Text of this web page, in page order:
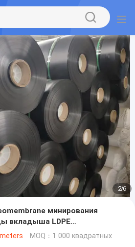
2/6
минирования
вкладыша LDPE
до 3mmMOQ：1 000 квадратных